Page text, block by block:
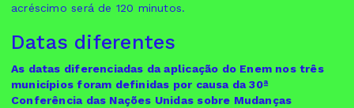
acréscimo será de 120 minutos.
Datas diferentes
As datas diferenciadas da aplicação do Enem nos três
municípios foram definidas por causa da 30ª
Conferência das Nações Unidas sobre Mudanças